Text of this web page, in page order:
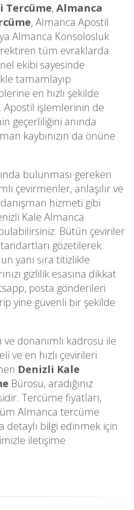
Tercüme, Almanca
, Almanca Apostil
Almanca Konsolosluk
tüm evraklarda
ekibi sayesinde
tamamlayıp
en hızlı şekilde
işlemlerinin de
geçerliliğini anında
kaybınızın da önüne
bulunması gereken
çevirmenler, anlaşılır ve
hizmeti gibi
Kale Almanca
Bütün çeviriler
gözetilerek
yanı sıra titizlikle
gizlilik esasına dikkat
posta gönderileri
yine güvenli bir şekilde
ve donanımlı kadrosu ile
ve en hızlı çevirileri
Denizli Kale
Bürosu, aradığınız
Tercüme fiyatları,
Almanca tercüme
detaylı bilgi edinmek için
iletişime